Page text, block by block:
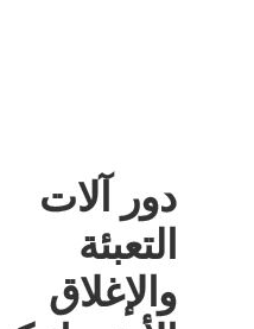
دور آلات
التعبئة
والإغلاق